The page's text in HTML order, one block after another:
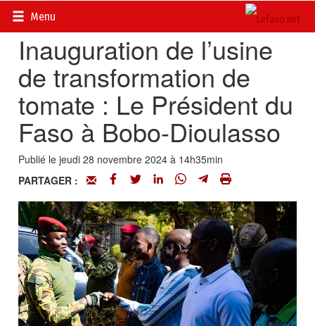
Menu
Accueil>
Inauguration de l’usine
de transformation de
tomate : Le Président du
Faso à Bobo-Dioulasso
Publié le jeudi 28 novembre 2024 à 14h35min
PARTAGER :